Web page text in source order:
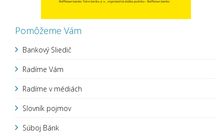
Pomôžeme Vám
Bankový Sliedič
Radíme Vám
Radíme v médiách
Slovník pojmov
Súboj Bánk